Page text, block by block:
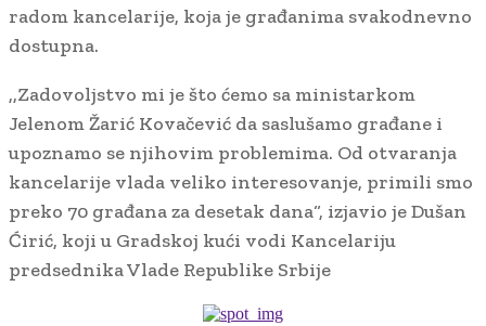
radom kancelarije, koja je građanima svakodnevno
dostupna.
,,Zadovoljstvo mi je što ćemo sa ministarkom
Jelenom Žarić Kovačević da saslušamo građane i
upoznamo se njihovim problemima. Od otvaranja
kancelarije vlada veliko interesovanje, primili smo
preko 70 građana za desetak dana“, izjavio je Dušan
Ćirić, koji u Gradskoj kući vodi Kancelariju
predsednika Vlade Republike Srbije